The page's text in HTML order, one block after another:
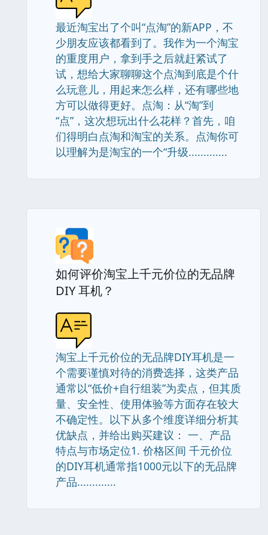
最近淘宝出了个叫“点淘”的新APP，不
少朋友应该都看到了。我作为一个淘宝
的重度用户，拿到手之后就赶紧试了
试，想给大家聊聊这个点淘到底是个什
么玩意儿，用起来怎么样，还有哪些地
方可以做得更好。点淘：从“淘”到
“点”，这次想玩出什么花样？首先，咱
们得明白点淘和淘宝的关系。点淘你可
以理解为是淘宝的一个“升级.............
如何评价淘宝上千元价位的无品牌
DIY 耳机？
淘宝上千元价位的无品牌DIY耳机是一
个需要谨慎对待的消费选择，这类产品
通常以“低价+自行组装”为卖点，但其质
量、安全性、使用体验等方面存在较大
不确定性。以下从多个维度详细分析其
优缺点，并给出购买建议： 一、产品
特点与市场定位1. 价格区间 千元价位
的DIY耳机通常指1000元以下的无品牌
产品.............